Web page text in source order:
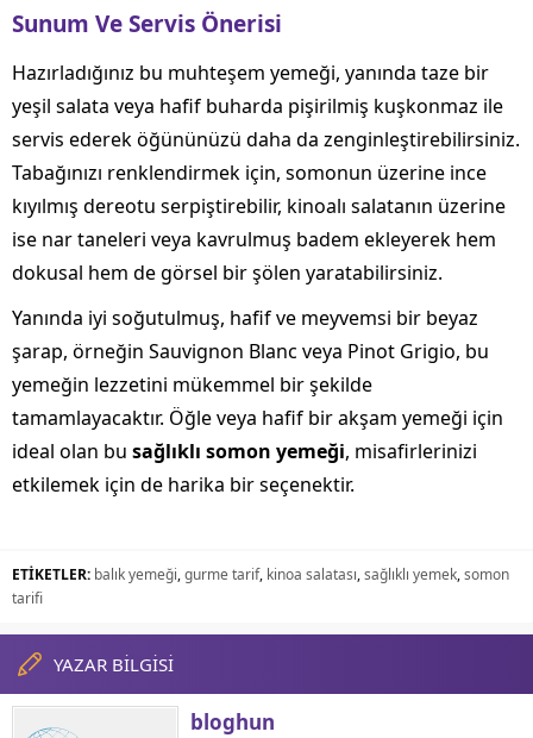
Sunum Ve Servis Önerisi
Hazırladığınız bu muhteşem yemeği, yanında taze bir
yeşil salata veya hafif buharda pişirilmiş kuşkonmaz ile
servis ederek öğününüzü daha da zenginleştirebilirsiniz.
Tabağınızı renklendirmek için, somonun üzerine ince
kıyılmış dereotu serpiştirebilir, kinoalı salatanın üzerine
ise nar taneleri veya kavrulmuş badem ekleyerek hem
dokusal hem de görsel bir şölen yaratabilirsiniz.
Yanında iyi soğutulmuş, hafif ve meyvemsi bir beyaz
şarap, örneğin Sauvignon Blanc veya Pinot Grigio, bu
yemeğin lezzetini mükemmel bir şekilde
tamamlayacaktır. Öğle veya hafif bir akşam yemeği için
ideal olan bu sağlıklı somon yemeği, misafirlerinizi
etkilemek için de harika bir seçenektir.
ETİKETLER: balık yemeği,gurme tarif, kinoa salatası,sağlıklı yemek,somon
tarifi
YAZAR BİLGİSİ
bloghun